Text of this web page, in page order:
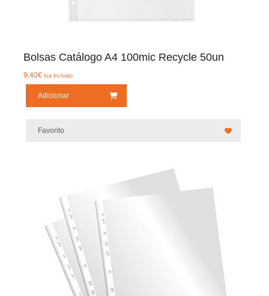
Bolsas Catálogo A4 100mic Recycle 50un
9,40€ Iva Incluido
Adicionar
Favorito